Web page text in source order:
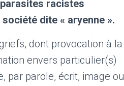
racistes
dite « aryenne ».
dont provocation à la
envers particulier(s)
par parole, écrit, image ou